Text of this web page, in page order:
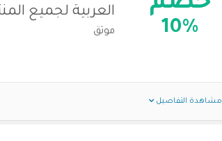
10%
العربية لجميع
موثق
مشاهدة التفاصيل